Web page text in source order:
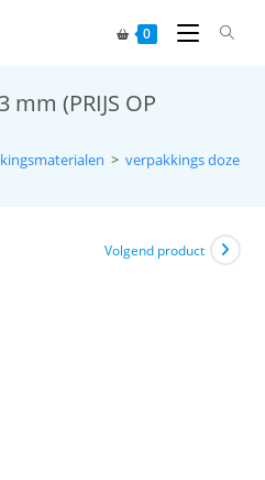
0
mm (PRIJS OP
> verpakkings dozen
Volgend product